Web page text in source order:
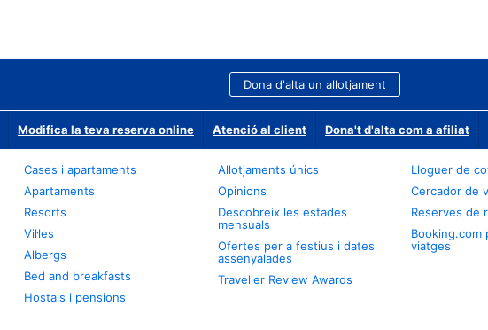
Dona d'alta un allotjament
Modifica la teva reserva online Atenció al client Dona't d'alta com a afiliat
Cases i apartaments
Apartaments
Resorts
Vil·les
Albergs
Bed and breakfasts
Hostals i pensions
Allotjaments únics
Opinions
Descobreix les estades
mensuals
Ofertes per a festius i dates
assenyalades
Traveller Review Awards
Lloguer de
Cercador de
Reserves de
Booking.com
viatges